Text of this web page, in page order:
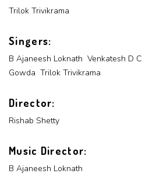
Trilok Trivikrama
Singers:
B Ajaneesh Loknath Venkatesh D C
Gowda Trilok Trivikrama
Director:
Rishab Shetty
Music Director:
B Ajaneesh Loknath